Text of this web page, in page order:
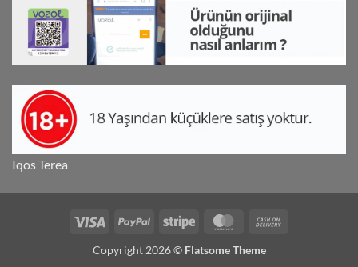
Iqos Terea
Visa PayPal Stripe MasterCard
Copyright 2026 © Flatsome Theme